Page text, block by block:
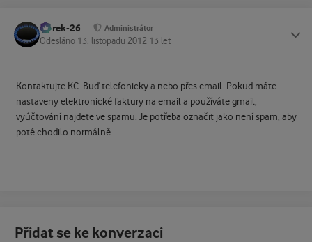
Marek-26 Administrátor
Odesláno 13. listopadu 2012 13 let
Kontaktujte KC. Buď telefonicky a nebo přes email. Pokud máte
nastaveny elektronické faktury na email a používáte gmail,
vyúčtování najdete ve spamu. Je potřeba označit jako není spam, aby
poté chodilo normálně.
Přidat se ke konverzaci